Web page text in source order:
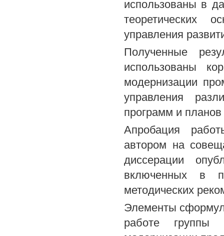
использованы в
теоретических
управления
Полученные
использованы
модернизации
управления
программ и
Апробация
автором на
диссерации
включенных в
методических
Элементы
работе группы